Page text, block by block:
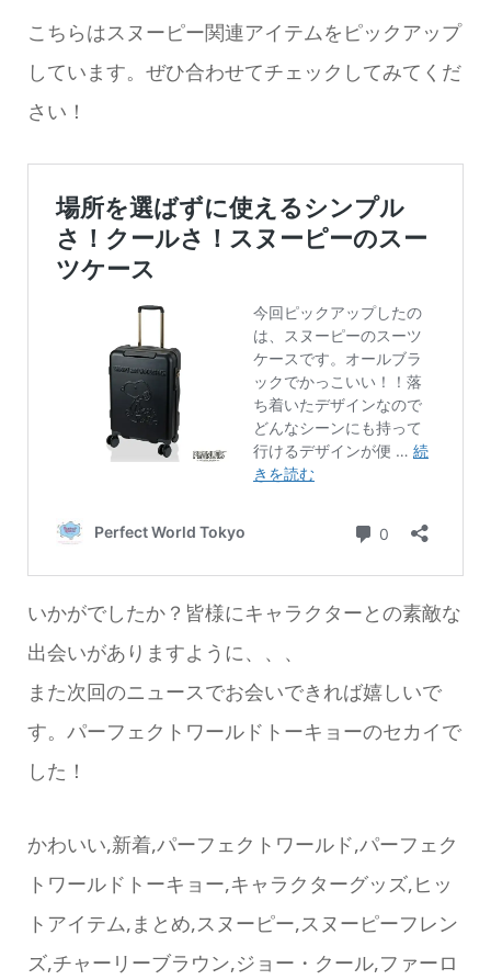
こちらはスヌーピー関連アイテムをピックアップ
しています。ぜひ合わせてチェックしてみてくだ
さい！
いかがでしたか？皆様にキャラクターとの素敵な
出会いがありますように、、、
また次回のニュースでお会いできれば嬉しいで
す。パーフェクトワールドトーキョーのセカイで
した！
かわいい,新着,パーフェクトワールド,パーフェク
トワールドトーキョー,キャラクターグッズ,ヒッ
トアイテム,まとめ,スヌーピー,スヌーピーフレン
ズ,チャーリーブラウン,ジョー・クール,ファーロ